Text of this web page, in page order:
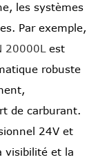
les systèmes
Par exemple,
20000L est
robuste
de carburant.
24V et
visibilité et la